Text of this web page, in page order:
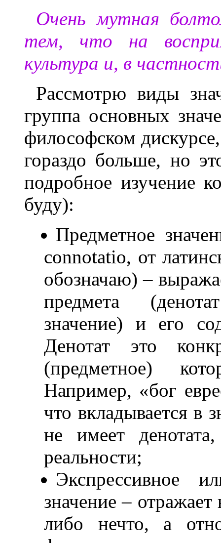
Очень мутная
тем, что на
культура и, в
Рассмотрю виды
группа основных
философском
гораздо больше, но
подробное изучение
буду):
Предметное
connotatio, от
обозначаю) –
предмета
значение) и его
Денотат это
(предметное)
Например, «бог
что вкладывается в
не имеет
реальности;
Экспрессивное
значение – отражает
либо нечто, а